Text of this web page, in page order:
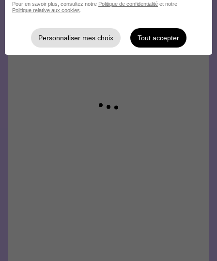
Pour en savoir plus, consultez notre Politique de confidentialité et notre
Politique relative aux cookies
Personnaliser mes choix Tout accepter